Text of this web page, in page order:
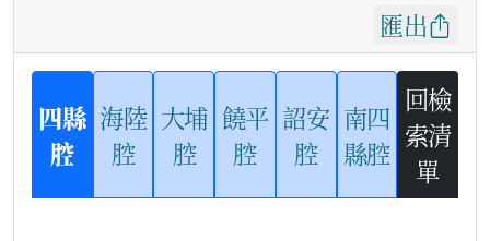
匯出
四縣
腔
海陸
腔
大埔
腔
饒平
腔
詔安
腔
南四
縣腔
回檢
索清
單